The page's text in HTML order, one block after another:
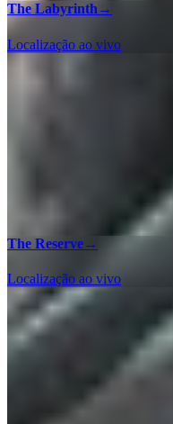
The Labyrinth →
Localização ao vivo
The Reserve→
Localização ao vivo